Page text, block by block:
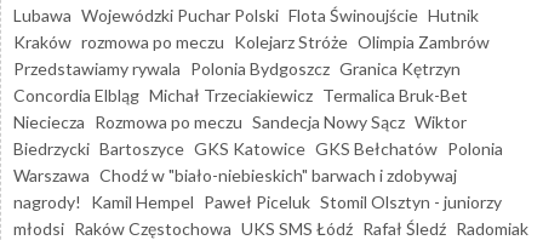
Lubawa Wojewódzki Puchar Polski Flota Świnoujście Hutnik
Kraków rozmowa po meczu Kolejarz Stróże Olimpia Zambrów
Przedstawiamy rywala Polonia Bydgoszcz Granica Kętrzyn
Concordia Elbląg Michał Trzeciakiewicz Termalica Bruk-Bet
Nieciecza Rozmowa po meczu Sandecja Nowy Sącz Wiktor
Biedrzycki Bartoszyce GKS Katowice GKS Bełchatów Polonia
Warszawa Chodź w "biało-niebieskich" barwach i zdobywaj
nagrody!
Kamil Hempel Paweł Piceluk Stomil Olsztyn - juniorzy
młodsi Raków Częstochowa UKS SMS Łódź Rafał Śledź Radomiak